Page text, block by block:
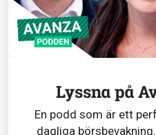
Lyssna på
En podd som är ett
dagliga